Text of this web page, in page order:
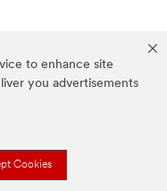
to enhance site
you advertisements
Cookies
tilhørende 3M.